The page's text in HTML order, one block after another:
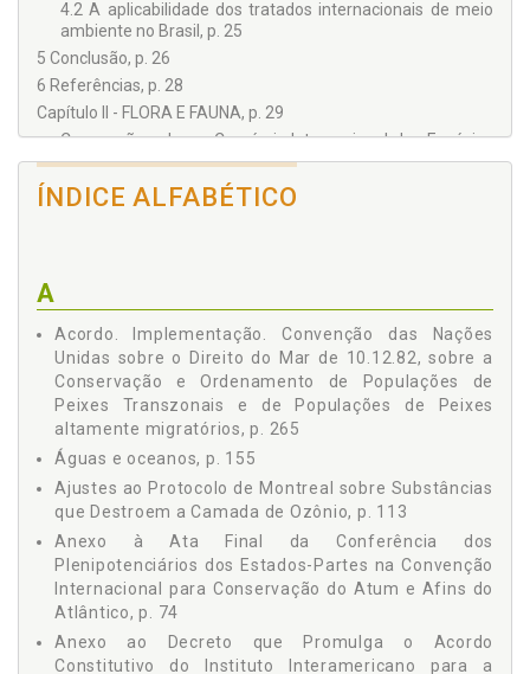
4.2 A aplicabilidade dos tratados internacionais de meio
ambiente no Brasil, p. 25
5 Conclusão, p. 26
6 Referências, p. 28
Capítulo II - FLORA E FAUNA, p. 29
Convenção sobre o Comércio Internacional das Espécies
da Fauna e Flora Selvagens em Perigo de Extinção, p. 29
Proposta de Emenda à Convenção sobre o Comércio
Internacional das Espécies da Fauna e Flora Selvagens
Convenção sobre a Conservação dos Recursos Vivos
Marinhos Antárticos, p. 40
Convenção para a Conservação das Focas Antárticas, p.
48
Convenção Internacional para a Proteção dos Vegetais, p.
52
Convenção para a Proteção da Flora,da Fauna e das
Belezas Cênicas Naturais dos Países da América, p. 56
Convenção para a Regulamentação da Pesca da Baleia, p.
59
Protocolo Adicional à Convenção Internacional para a
Regulamentação da Pesca da Baleia, p. 62
Convenção Internacional para a Regulamentação da
Pesca da Baleia, p. 62
ÍNDICE ALFABÉTICO
A
Acordo. Implementação. Convenção das Nações
Unidas sobre o Direito do Mar de 10.12.82, sobre a
Conservação e Ordenamento de Populações de
Peixes Transzonais e de Populações de Peixes
altamente migratórios, p. 265
Águas e oceanos, p. 155
Ajustes ao Protocolo de Montreal sobre Substâncias
que Destroem a Camada de Ozônio, p. 113
Anexo à Ata Final da Conferência dos
Plenipotenciários dos Estados-Partes na Convenção
Internacional para Conservação do Atum e Afins do
Atlântico, p. 74
Anexo ao Decreto que Promulga o Acordo
Constitutivo do Instituto Interamericano para a